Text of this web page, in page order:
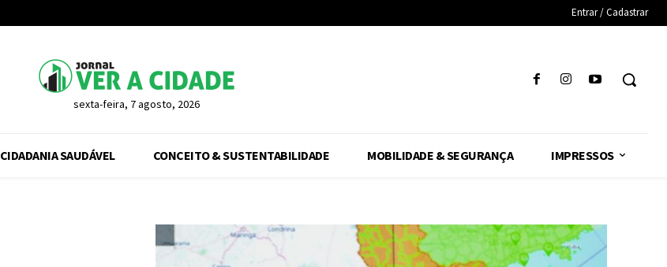
Entrar / Cadastrar
sexta-feira, 7 agosto, 2026
CIDADANIA SAUDÁVEL CONCEITO & SUSTENTABILIDADE MOBILIDADE & SEGURANÇA IMPRESSOS